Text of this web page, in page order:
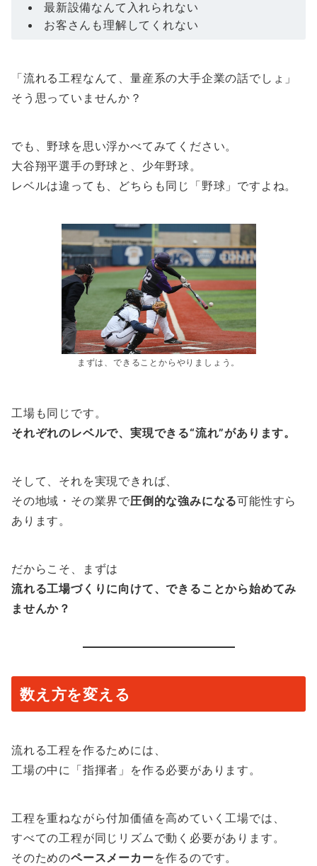
最新設備なんて入れられない
お客さんも理解してくれない
「流れる工程なんて、量産系の大手企業の話でしょ」
そう思っていませんか？
でも、野球を思い浮かべてみてください。
大谷翔平選手の野球と、少年野球。
レベルは違っても、どちらも同じ「野球」ですよね。
まずは、できることからやりましょう。
工場も同じです。
それぞれのレベルで、実現できる“流れ”があります。
そして、それを実現できれば、
その地域・その業界で圧倒的な強みになる可能性すら
あります。
だからこそ、まずは
流れる工場づくりに向けて、できることから始めてみ
ませんか？
数え方を変える
流れる工程を作るためには、
工場の中に「指揮者」を作る必要があります。
工程を重ねながら付加価値を高めていく工場では、
すべての工程が同じリズムで動く必要があります。
そのためのペースメーカーを作るのです。